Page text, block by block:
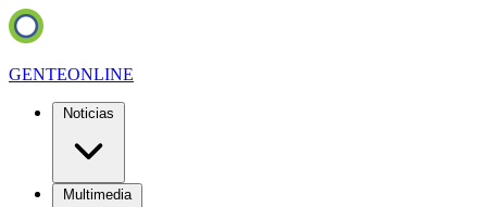
GENTEONLINE
Noticias
Multimedia